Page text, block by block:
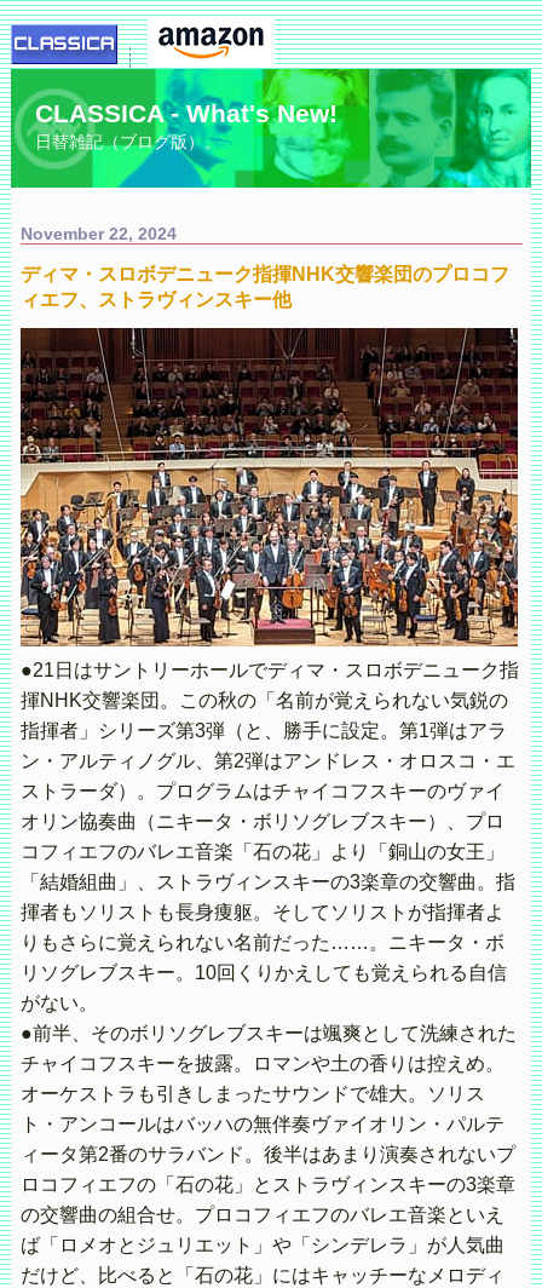
CLASSICA - What's New!
日替雑記（ブログ版）。
November 22, 2024
ディマ・スロボデニューク指揮NHK交響楽団のプロコフ
ィエフ、ストラヴィンスキー他
●21日はサントリーホールでディマ・スロボデニューク指
揮NHK交響楽団。この秋の「名前が覚えられない気鋭の
指揮者」シリーズ第3弾（と、勝手に設定。第1弾はアラ
ン・アルティノグル、第2弾はアンドレス・オロスコ・エ
ストラーダ）。プログラムはチャイコフスキーのヴァイ
オリン協奏曲（ニキータ・ボリソグレブスキー）、プロ
コフィエフのバレエ音楽「石の花」より「銅山の女王」
「結婚組曲」、ストラヴィンスキーの3楽章の交響曲。指
揮者もソリストも長身痩躯。そしてソリストが指揮者よ
りもさらに覚えられない名前だった……。ニキータ・ボ
リソグレブスキー。10回くりかえしても覚えられる自信
がない。
●前半、そのボリソグレブスキーは颯爽として洗練された
チャイコフスキーを披露。ロマンや土の香りは控えめ。
オーケストラも引きしまったサウンドで雄大。ソリス
ト・アンコールはバッハの無伴奏ヴァイオリン・パルテ
ィータ第2番のサラバンド。後半はあまり演奏されないプ
ロコフィエフの「石の花」とストラヴィンスキーの3楽章
の交響曲の組合せ。プロコフィエフのバレエ音楽といえ
ば「ロメオとジュリエット」や「シンデレラ」が人気曲
だけど、比べると「石の花」にはキャッチーなメロディ